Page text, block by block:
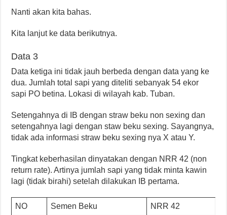
Nanti akan kita bahas.
Kita lanjut ke data berikutnya.
Data 3
Data ketiga ini tidak jauh berbeda dengan data yang ke
dua. Jumlah total sapi yang diteliti sebanyak 54 ekor
sapi PO betina. Lokasi di wilayah kab. Tuban.
Setengahnya di IB dengan straw beku non sexing dan
setengahnya lagi dengan staw beku sexing. Sayangnya,
tidak ada informasi straw beku sexing nya X atau Y.
Tingkat keberhasilan dinyatakan dengan NRR 42 (non
return rate). Artinya jumlah sapi yang tidak minta kawin
lagi (tidak birahi) setelah dilakukan IB pertama.
NO Semen Beku NRR 42